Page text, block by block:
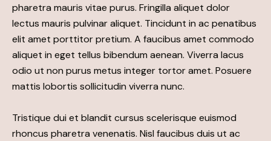
pharetra mauris vitae purus. Fringilla aliquet dolor
lectus mauris pulvinar aliquet. Tincidunt in ac penatibus
elit amet porttitor pretium. A faucibus amet commodo
aliquet in eget tellus bibendum aenean. Viverra lacus
odio ut non purus metus integer tortor amet. Posuere
mattis lobortis sollicitudin viverra nunc.
Tristique dui et blandit cursus scelerisque euismod
rhoncus pharetra venenatis. Nisl faucibus duis ut ac